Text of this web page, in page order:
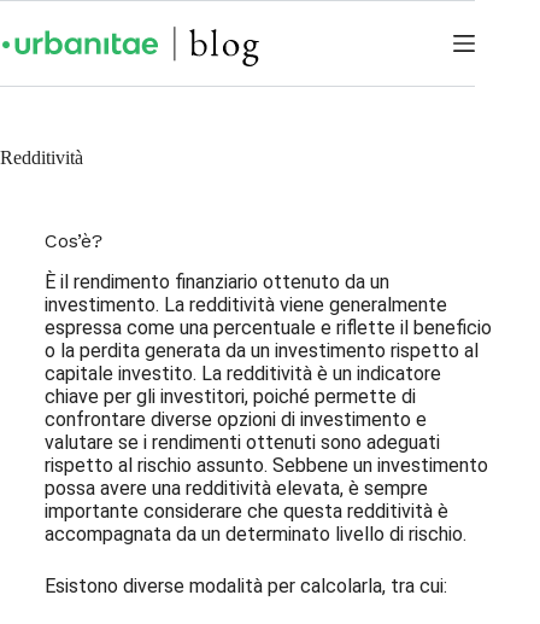
Redditività
Cos’è?
È il rendimento finanziario ottenuto da un
investimento. La redditività viene generalmente
espressa come una percentuale e riflette il beneficio
o la perdita generata da un investimento rispetto al
capitale investito. La redditività è un indicatore
chiave per gli investitori, poiché permette di
confrontare diverse opzioni di investimento e
valutare se i rendimenti ottenuti sono adeguati
rispetto al rischio assunto. Sebbene un investimento
possa avere una redditività elevata, è sempre
importante considerare che questa redditività è
accompagnata da un determinato livello di rischio.
Esistono diverse modalità per calcolarla, tra cui: